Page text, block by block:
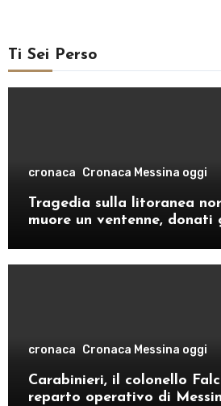
Ti Sei Perso
cronaca Cronaca Messina oggi
Tragedia sulla litoranea
muore un ventenne, donati
cronaca Cronaca Messina oggi
Carabinieri, il colonello
reparto operativo di